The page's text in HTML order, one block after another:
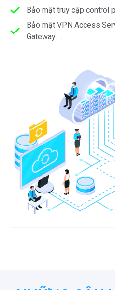
Bảo mật truy cập control
Bảo mật VPN Access
Gateway …